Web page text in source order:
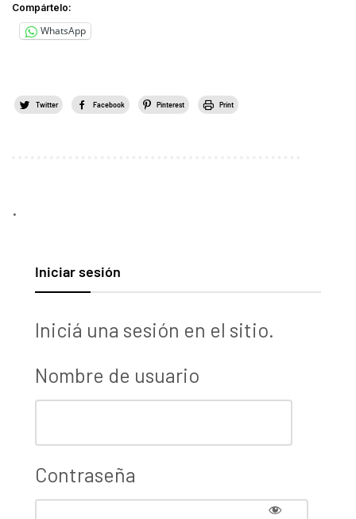
Compártelo:
WhatsApp
Twitter Facebook Pinterest Print
.
Iniciar sesión
Iniciá una sesión en el sitio.
Nombre de usuario
Contraseña